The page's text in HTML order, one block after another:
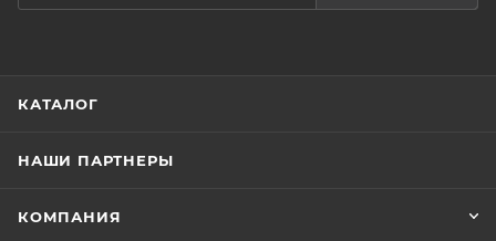
КАТАЛОГ
НАШИ ПАРТНЕРЫ
КОМПАНИЯ